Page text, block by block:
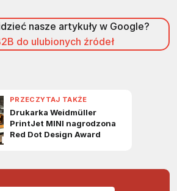
nasze artykuły w Google?
do ulubionych źródeł